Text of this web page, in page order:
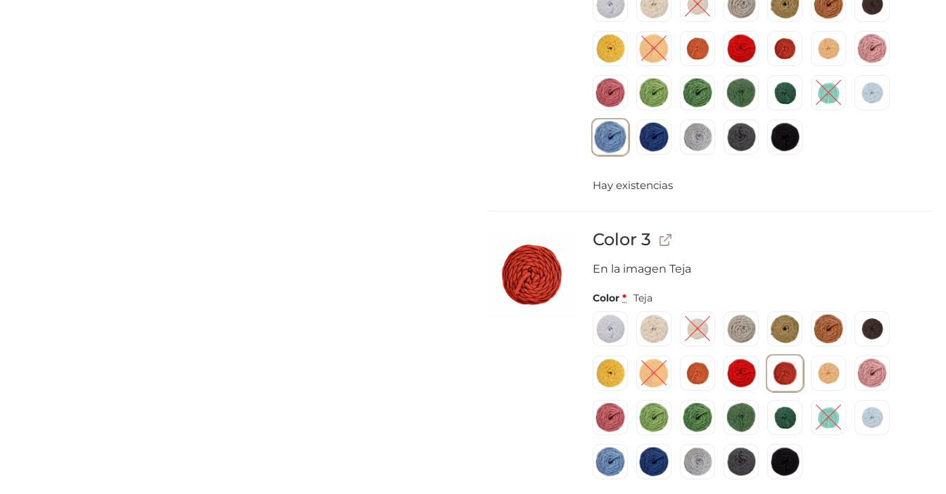
Hay existencias
Color 3
En la imagen Teja
Color* Teja